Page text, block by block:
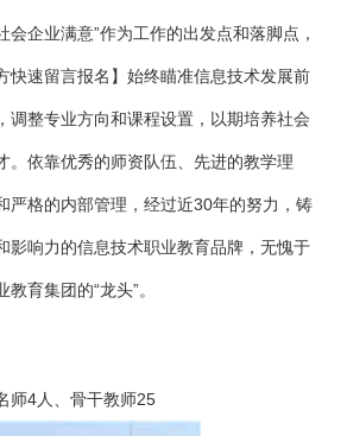
企业满意”作为工作的出发点和落脚点，
快速留言报名】始终瞄准信息技术发展前
调整专业方向和课程设置，以期培养社会
。依靠优秀的师资队伍、先进的教学理
严格的内部管理，经过近30年的努力，铸
影响力的信息技术职业教育品牌，无愧于
育集团的“龙头”。
师4人、骨干教师25